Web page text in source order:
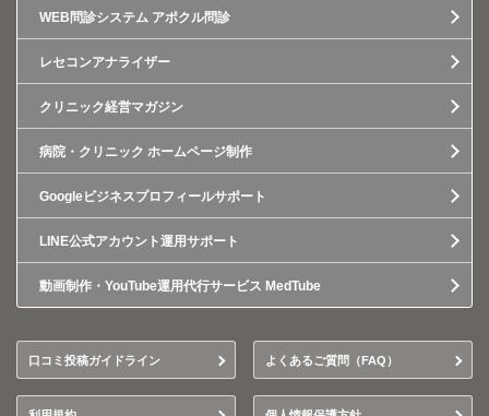
WEB問診システム アポクル問診
レセコンアナライザー
クリニック経営マガジン
病院・クリニック ホームページ制作
Googleビジネスプロフィールサポート
LINE公式アカウント運用サポート
動画制作・YouTube運用代行サービス MedTube
口コミ投稿ガイドライン よくあるご質問（FAQ）